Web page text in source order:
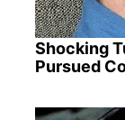
Shocking
Pursued